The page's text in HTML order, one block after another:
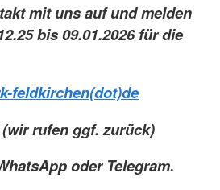
mit uns auf und melden
bis 09.01.2026 für die
feldkirchen(dot)de
(wir rufen ggf. zurück)
oder Telegram.